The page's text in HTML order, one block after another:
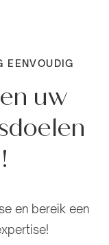
EENVOUDIG
uw
en bereik een